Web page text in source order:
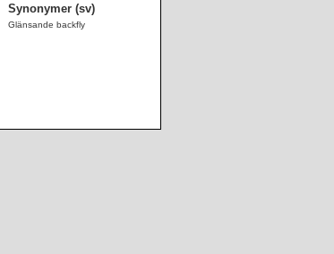
Synonymer (sv)
Glänsande backfly